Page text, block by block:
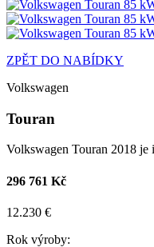
ZPĚT DO NABÍDKY
Volkswagen
Touran
Volkswagen Touran 2018 je
296 761 Kč
12.230 €
Rok výroby: